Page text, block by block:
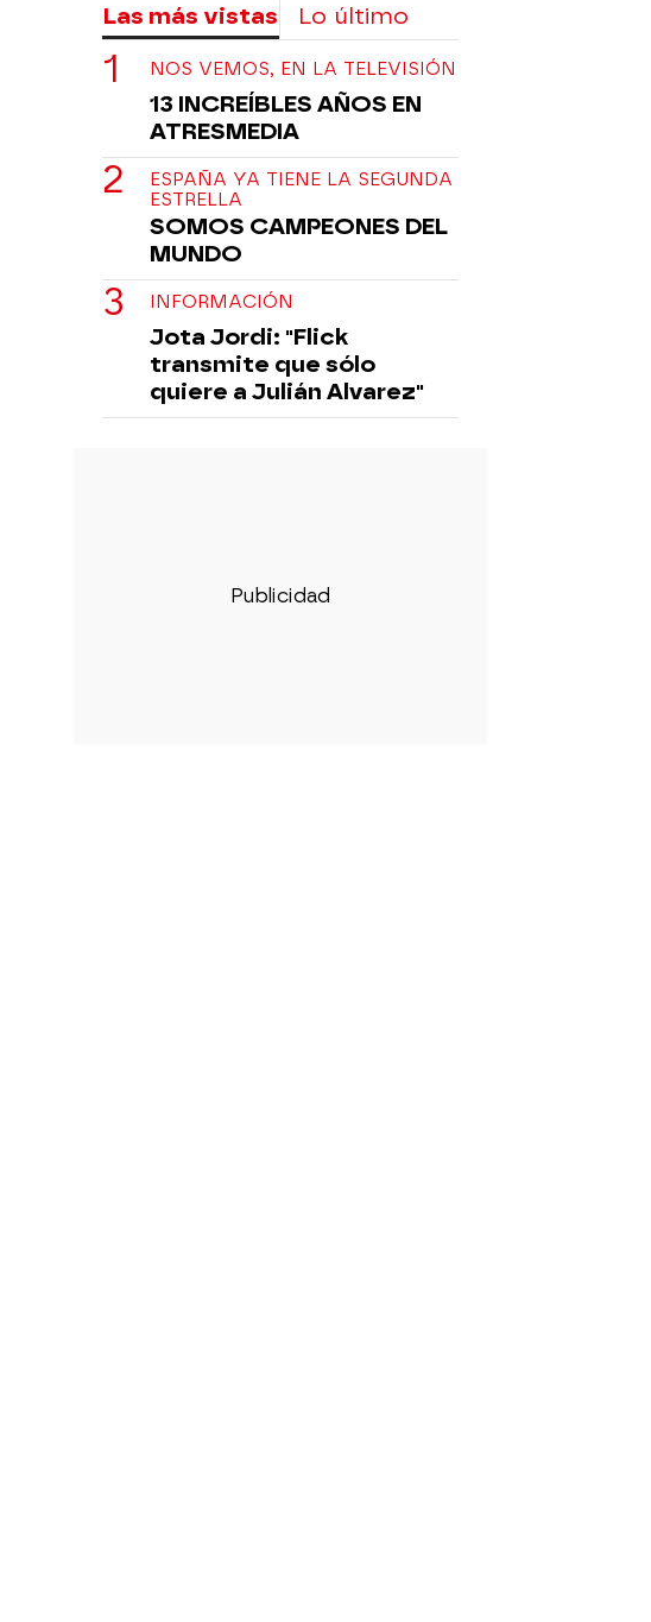
Las más vistas Lo último
NOS VEMOS, EN LA TELEVISIÓN
13 INCREÍBLES AÑOS EN
ATRESMEDIA
ESPAÑA YA TIENE LA SEGUNDA
ESTRELLA
SOMOS CAMPEONES DEL
MUNDO
INFORMACIÓN
Jota Jordi: "Flick
transmite que sólo
quiere a Julián Alvarez"